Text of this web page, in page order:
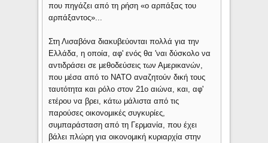
που πηγάζει από τη ρήση «ο αρπάξας του
αρπάξαντος»...
Στη Λισαβόνα διακυβεύονται πολλά για την
Ελλάδα, η οποία, αφ' ενός θα 'ναι δύσκολο να
αντιδράσει σε μεθοδεύσεις των Αμερικανών,
που μέσα από το ΝΑΤΟ αναζητούν δική τους
ταυτότητα και ρόλο στον 21ο αιώνα, και, αφ'
ετέρου να βρει, κάτω μάλιστα από τις
παρούσες οικονομικές συγκυρίες,
συμπαράσταση από τη Γερμανία, που έχει
βάλει πλώρη για οικονομική κυριαρχία στην